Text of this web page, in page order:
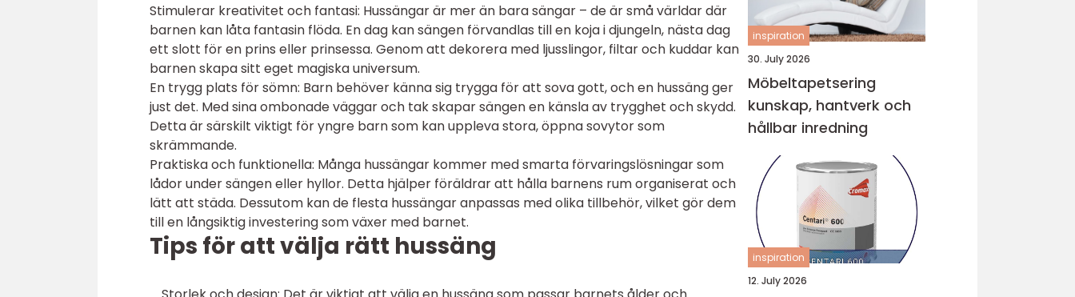
Stimulerar kreativitet och fantasi: Hussängar är mer än bara sängar – de är små världar där
barnen kan låta fantasin flöda. En dag kan sängen förvandlas till en koja i djungeln, nästa dag
ett slott för en prins eller prinsessa. Genom att dekorera med ljusslingor, filtar och kuddar kan
barnen skapa sitt eget magiska universum.
En trygg plats för sömn: Barn behöver känna sig trygga för att sova gott, och en hussäng ger
just det. Med sina ombonade väggar och tak skapar sängen en känsla av trygghet och skydd.
Detta är särskilt viktigt för yngre barn som kan uppleva stora, öppna sovytor som
skrämmande.
Praktiska och funktionella: Många hussängar kommer med smarta förvaringslösningar som
lådor under sängen eller hyllor. Detta hjälper föräldrar att hålla barnens rum organiserat och
lätt att städa. Dessutom kan de flesta hussängar anpassas med olika tillbehör, vilket gör dem
till en långsiktig investering som växer med barnet.
Tips för att välja rätt hussäng
inspiration
30. July 2026
Möbeltapetsering
kunskap, hantverk och
hållbar inredning
inspiration
12. July 2026